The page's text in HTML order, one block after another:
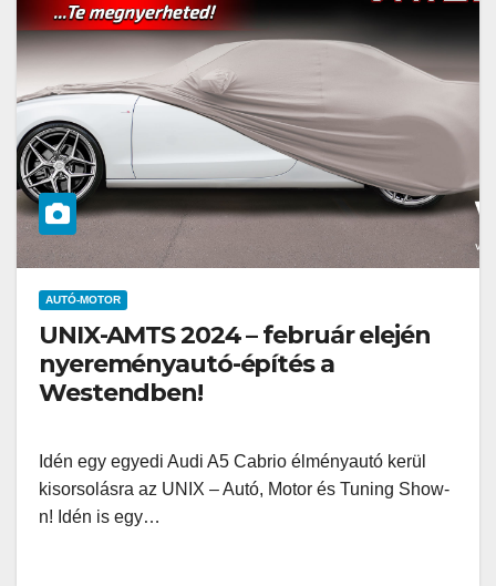
AUTÓ-MOTOR
UNIX-AMTS 2024 – február elején
nyereményautó-építés a
Westendben!
Idén egy egyedi Audi A5 Cabrio élményautó kerül
kisorsolásra az UNIX – Autó, Motor és Tuning Show-
n! Idén is egy…